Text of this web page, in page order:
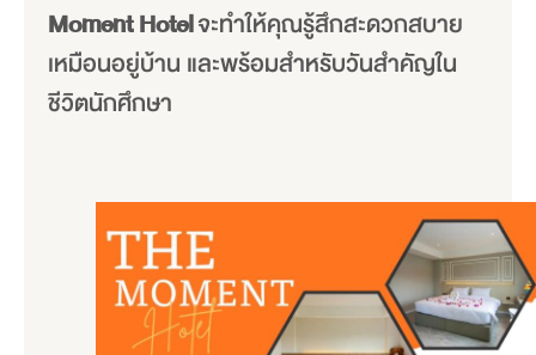
Moment Hotelจะทำให้คุณรู้สึกสะดวกสบาย
เหมือนอยู่บ้าน และพร้อมสำหรับวันสำคัญใน
ชีวิตนักศึกษา